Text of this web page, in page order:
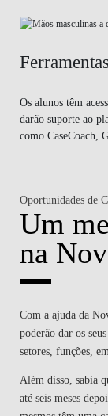
Ferramentas
Os alunos têm
darão suporte ao
como CaseCoach,
Oportunidades de
Um
na
Com a ajuda da
poderão dar os
setores, funções,
Além disso, sabia
até seis meses